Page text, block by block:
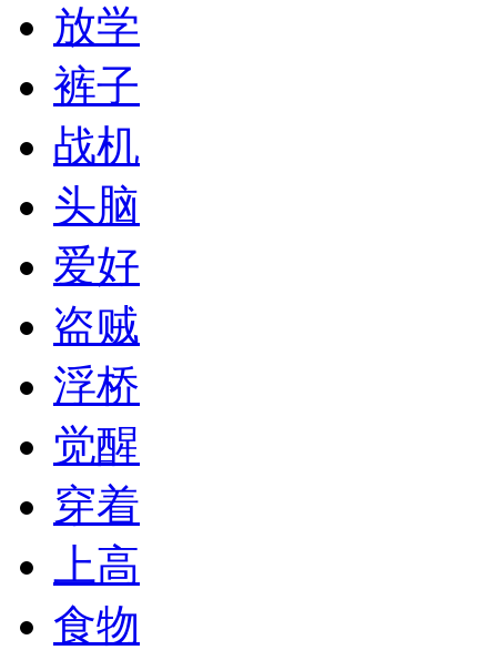
放学
裤子
战机
头脑
爱好
盗贼
浮桥
觉醒
穿着
上高
食物